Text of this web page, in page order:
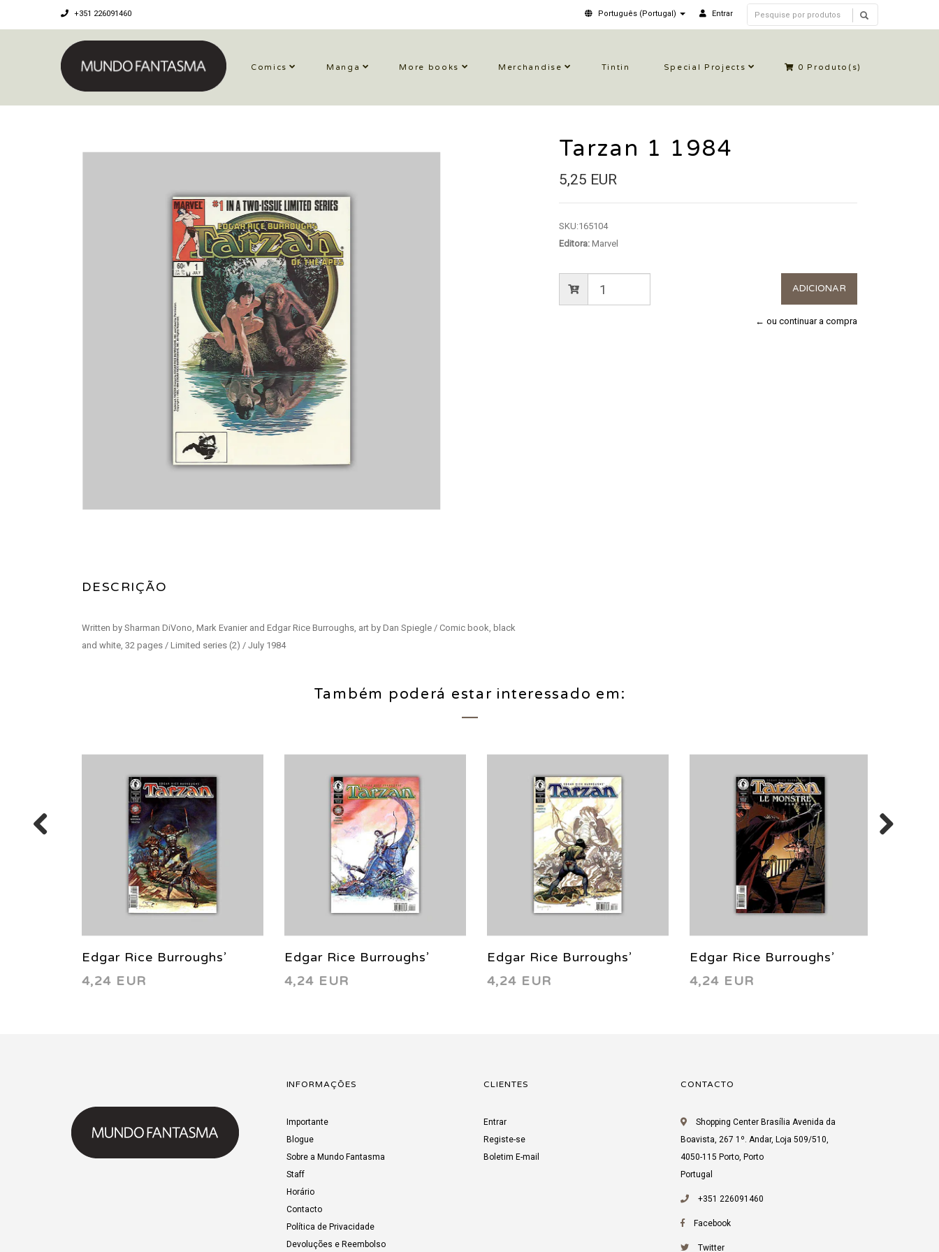
+351 226091460 Português (Portugal) Entrar
Comics Manga More books Merchandise Tintin Special Projects 0 Produto(s)
DESCRIÇÃO
Written by Sharman DiVono, Mark Evanier and Edgar Rice Burroughs, art by Dan Spiegle / Comic book, black
and white, 32 pages / Limited series (2) / July 1984
Tarzan 1 1984
5,25 EUR
SKU:165104
Editora:Marvel
← ou continuar a compra
Também poderá estar interessado em:
Edgar Rice Burroughs’
Tarzan 6 1997
4,24 EUR
Edgar Rice Burroughs’
Tarzan 4 1996
4,24 EUR
Edgar Rice Burroughs’
Tarzan 3 1996
4,24 EUR
Edgar Rice Burroughs’
Tarzan 11 1997
4,24 EUR
INFORMAÇÕES
Importante
Blogue
Sobre a Mundo Fantasma
Staff
Horário
Contacto
Política de Privacidade
Devoluções e Reembolso
CLIENTES
Entrar
Registe-se
Boletim E-mail
CONTACTO
Shopping Center Brasília Avenida da
Boavista, 267 1º. Andar, Loja 509/510,
4050-115 Porto, Porto
Portugal
+351 226091460
Facebook
Twitter